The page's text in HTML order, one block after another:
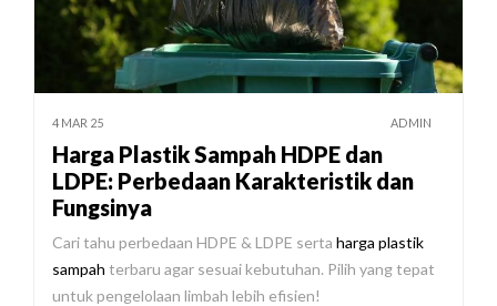
4 MAR 25 ADMIN
Harga Plastik Sampah HDPE dan
LDPE: Perbedaan Karakteristik dan
Fungsinya
Cari tahu perbedaan HDPE & LDPE serta harga plastik
sampah terbaru agar sesuai kebutuhan. Pilih yang tepat
untuk pengelolaan limbah lebih efisien!